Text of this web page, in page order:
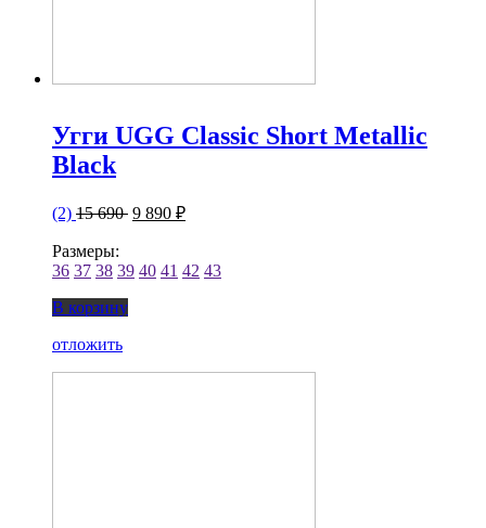
Угги UGG Classic Short Metallic
Black
(2) 15 690 9 890 ₽
Размеры:
36 37 38 39 40 41 42 43
В корзину
отложить